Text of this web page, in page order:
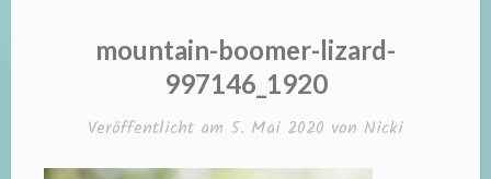
mountain-boomer-lizard-
997146_1920
Veröffentlicht am 5. Mai 2020 von Nicki